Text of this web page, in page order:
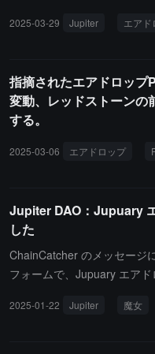
ることを発表しました。チ
2025-03-29 Jupiter エア
指摘されたエアドロップ
変動、レッドストーンの
する。
2025-03-06 エアドロップ
Jupiter DAO：Jupuary
した
ChainCatcher のメッセージ
フォームで、Jupuary エア
もしウィッチとしてマーク
2025-01-22 Jupiter 魔女